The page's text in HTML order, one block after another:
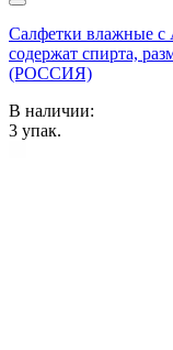
Салфетки влажные с
содержат спирта,
(РОССИЯ)
В наличии:
3 упак.